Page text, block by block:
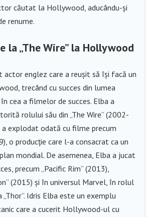
căutat la Hollywood, aducându-și
renume.
la „The Wire” la Hollywood
actor englez care a reușit să își facă un
trecând cu succes din lumea
cea a filmelor de succes. Elba a
rolului său din „The Wire” (2002-
a explodat odată cu filme precum
o producție care l-a consacrat ca un
mondial. De asemenea, Elba a jucat
precum „Pacific Rim” (2013),
(2015) și în universul Marvel, în rolul
Idris Elba este un exemplu
care a cucerit Hollywood-ul cu